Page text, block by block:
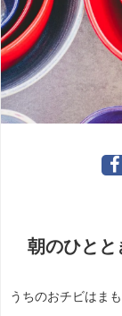
朝のひとと
うちのおチビはま